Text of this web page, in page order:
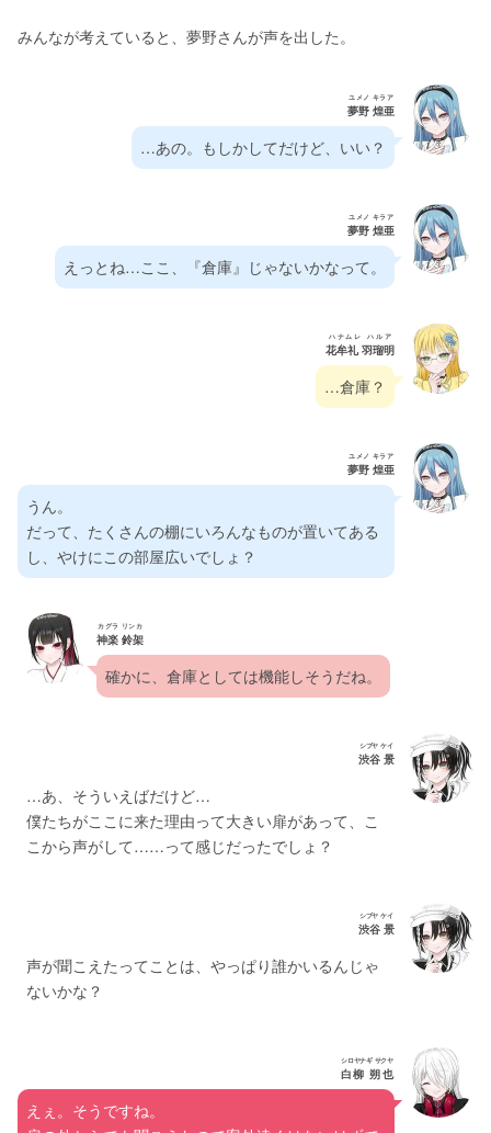
みんなが考えていると、夢野さんが声を出した。
夢野 煌亜
ユメノ キラア
…あの。もしかしてだけど、いい？
夢野 煌亜
ユメノ キラア
えっとね…ここ、『倉庫』じゃないかなって。
花牟礼 羽瑠明
ハナムレ ハルア
…倉庫？
夢野 煌亜
ユメノ キラア
うん。
だって、たくさんの棚にいろんなものが置いてある
し、やけにこの部屋広いでしょ？
神楽 鈴架
カグラ リンカ
確かに、倉庫としては機能しそうだね。
渋谷 景
シブヤ ケイ
…あ、そういえばだけど…
僕たちがここに来た理由って大きい扉があって、こ
こから声がして……って感じだったでしょ？
渋谷 景
シブヤ ケイ
声が聞こえたってことは、やっぱり誰かいるんじゃ
ないかな？
白柳 朔也
シロヤナギ サクヤ
えぇ。そうですね。